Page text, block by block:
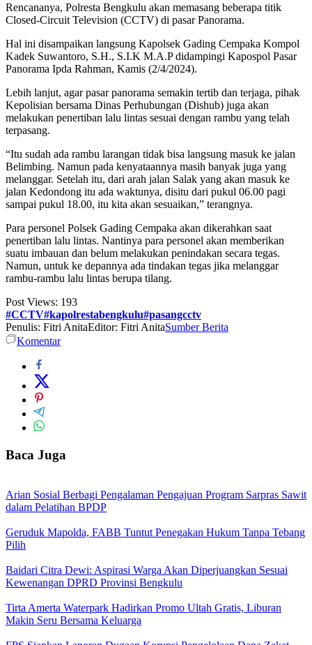
Rencananya, Polresta Bengkulu akan memasang beberapa titik
Closed-Circuit Television (CCTV) di pasar Panorama.
Hal ini disampaikan langsung Kapolsek Gading Cempaka Kompol
Kadek Suwantoro, S.H., S.I.K M.A.P didampingi Kapospol Pasar
Panorama Ipda Rahman, Kamis (2/4/2024).
Lebih lanjut, agar pasar panorama semakin tertib dan terjaga, pihak
Kepolisian bersama Dinas Perhubungan (Dishub) juga akan
melakukan penertiban lalu lintas sesuai dengan rambu yang telah
terpasang.
“Itu sudah ada rambu larangan tidak bisa langsung masuk ke jalan
Belimbing. Namun pada kenyataannya masih banyak juga yang
melanggar. Setelah itu, dari arah jalan Salak yang akan masuk ke
jalan Kedondong itu ada waktunya, disitu dari pukul 06.00 pagi
sampai pukul 18.00, itu kita akan sesuaikan,” terangnya.
Para personel Polsek Gading Cempaka akan dikerahkan saat
penertiban lalu lintas. Nantinya para personel akan memberikan
suatu imbauan dan belum melakukan penindakan secara tegas.
Namun, untuk ke depannya ada tindakan tegas jika melanggar
rambu-rambu lalu lintas berupa tilang.
Post Views: 193
#CCTV#kapolrestabengkulu#pasangcctv
Penulis: Fitri AnitaEditor: Fitri AnitaSumber Berita
Komentar
Baca Juga
Arian Sosial Berbagi Pengalaman Pengajuan Program Sarpras Sawit
dalam Pelatihan BPDP
Geruduk Mapolda, FABB Tuntut Penegakan Hukum Tanpa Tebang
Pilih
Baidari Citra Dewi: Aspirasi Warga Akan Diperjuangkan Sesuai
Kewenangan DPRD Provinsi Bengkulu
Tirta Amerta Waterpark Hadirkan Promo Ultah Gratis, Liburan
Makin Seru Bersama Keluarga